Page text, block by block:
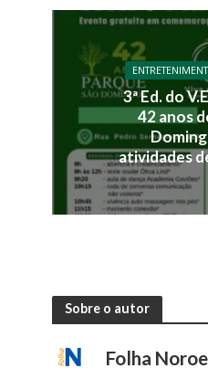
3ª Ed. do
42 anos
atividades
Sobre o autor
Folha